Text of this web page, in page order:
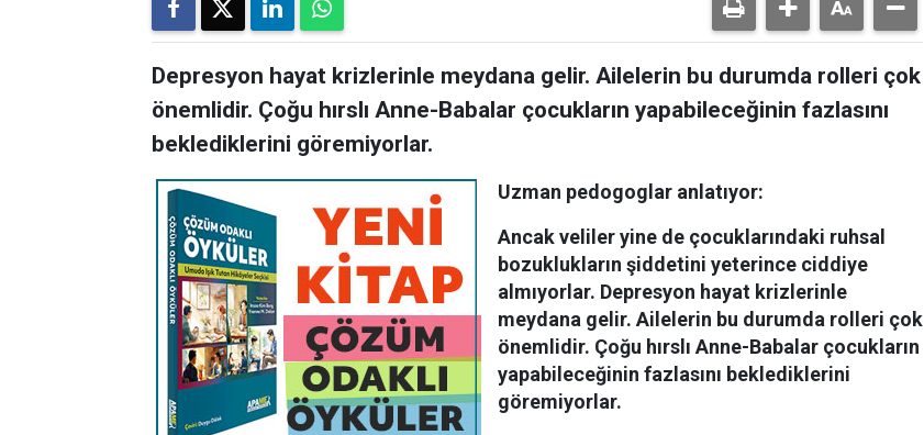
Depresyon hayat krizlerinle meydana gelir. Ailelerin bu durumda rolleri çok
önemlidir. Çoğu hırslı Anne-Babalar çocukların yapabileceğinin fazlasını
beklediklerini göremiyorlar.
Uzman pedogoglar anlatıyor:
Ancak veliler yine de çocuklarındaki ruhsal
bozuklukların şiddetini yeterince ciddiye
almıyorlar. Depresyon hayat krizlerinle
meydana gelir. Ailelerin bu durumda rolleri çok
önemlidir. Çoğu hırslı Anne-Babalar çocukların
yapabileceğinin fazlasını beklediklerini
göremiyorlar.